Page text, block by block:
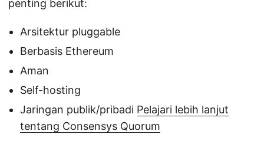
penting berikut:
Arsitektur pluggable
Berbasis Ethereum
Aman
Self-hosting
Jaringan publik/pribadi Pelajari lebih lanjut
tentang Consensys Quorum